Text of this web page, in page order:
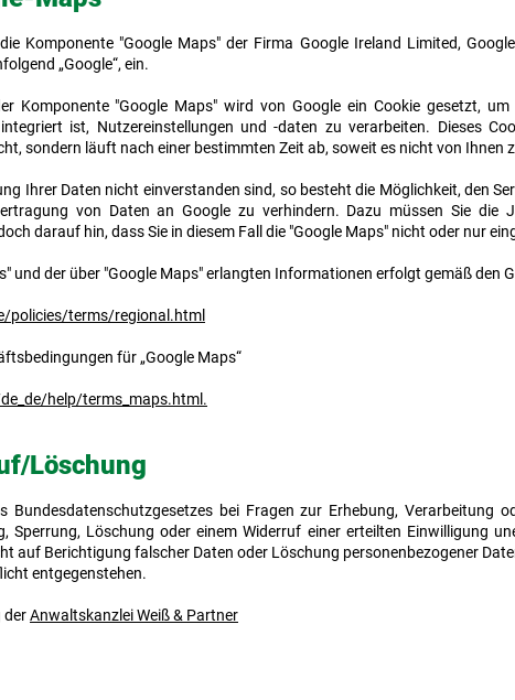
Komponente "Google Maps" der Firma Google Ireland Limited,
„Google“, ein.
Komponente "Google Maps" wird von Google ein Cookie gesetzt,
ist, Nutzereinstellungen und -daten zu verarbeiten. Dieses
sondern läuft nach einer bestimmten Zeit ab, soweit es nicht von Ihnen
Ihrer Daten nicht einverstanden sind, so besteht die Möglichkeit, den
von Daten an Google zu verhindern. Dazu müssen Sie die
darauf hin, dass Sie in diesem Fall die "Google Maps" nicht oder nur
und der über "Google Maps" erlangten Informationen erfolgt gemäß den
policies/terms/regional.html
für „Google Maps“
help/terms_maps.html.
Löschung
Bundesdatenschutzgesetzes bei Fragen zur Erhebung, Verarbeitung
Sperrung, Löschung oder einem Widerruf einer erteilten Einwilligung
auf Berichtigung falscher Daten oder Löschung personenbezogener
entgegenstehen.
derAnwaltskanzlei Weiß & Partner